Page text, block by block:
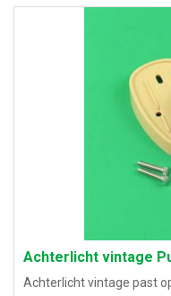
Achterlicht vintage
Achterlicht vintage past